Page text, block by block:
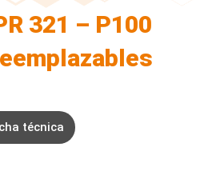
321 – P100
técnica